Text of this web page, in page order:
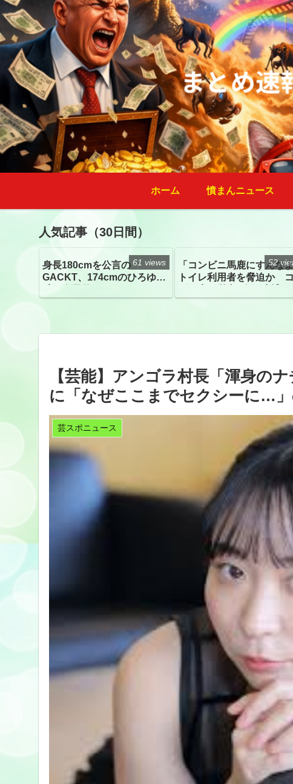
ホーム 憤まんニュース
人気記事（30日間）
身長180cmを公言の
GACKT、174cmのひろゆき
トざわつき イベントでの写
61 views
「コンビニ馬鹿にすんな
トイレ利用者を脅迫か
52
【芸能】アンゴラ村長「渾身の
に「なぜここまでセクシーに…
芸スポニュース